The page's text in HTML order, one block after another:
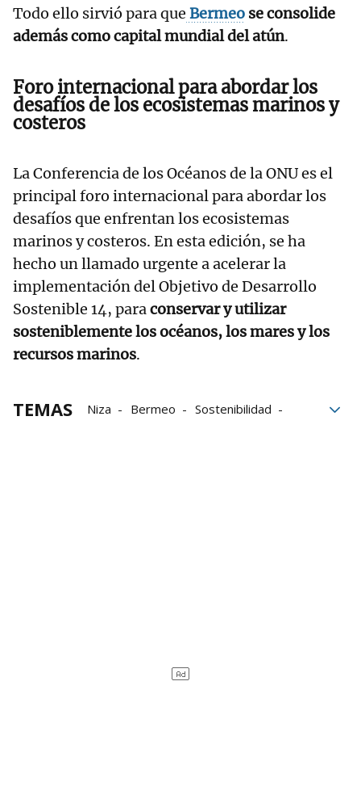
Todo ello sirvió para que Bermeo se consolide
además como capital mundial del atún.
Foro internacional para abordar los
desafíos de los ecosistemas marinos y
costeros
La Conferencia de los Océanos de la ONU es el
principal foro internacional para abordar los
desafíos que enfrentan los ecosistemas
marinos y costeros. En esta edición, se ha
hecho un llamado urgente a acelerar la
implementación del Objetivo de Desarrollo
Sostenible 14, paraconservar y utilizar
sosteniblemente los océanos, los mares y los
recursos marinos.
TEMAS Niza Bermeo
Sostenibilidad